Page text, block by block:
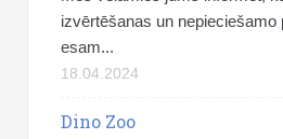
izvērtēšanas un
esam...
18.04.2024
Dino Zoo